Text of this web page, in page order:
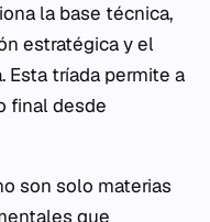
la base técnica,
estratégica y el
tríada permite a
final desde
son solo materias
que